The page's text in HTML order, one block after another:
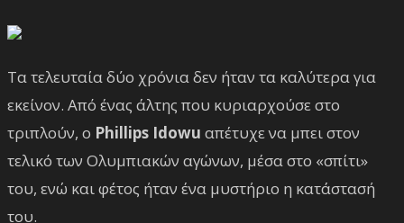
Τα τελευταία δύο χρόνια δεν ήταν τα καλύτερα για
εκείνον. Από ένας άλτης που κυριαρχούσε στο
τριπλούν, ο Phillips Idowu απέτυχε να μπει στον
τελικό των Ολυμπιακών αγώνων, μέσα στο «σπίτι»
του, ενώ και φέτος ήταν ένα μυστήριο η κατάστασή
του.